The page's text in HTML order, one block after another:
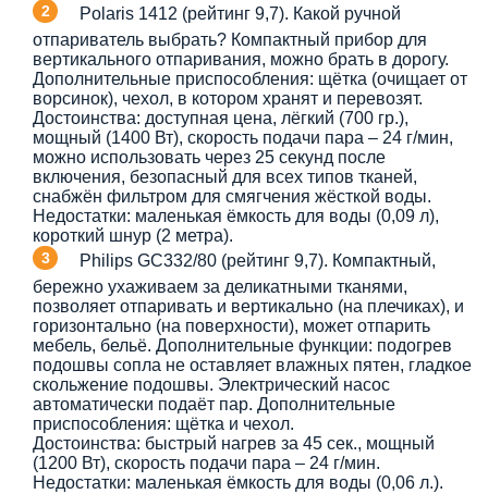
Polaris 1412 (рейтинг 9,7). Какой ручной
отпариватель выбрать? Компактный прибор для
вертикального отпаривания, можно брать в дорогу.
Дополнительные приспособления: щётка (очищает от
ворсинок), чехол, в котором хранят и перевозят.
Достоинства: доступная цена, лёгкий (700 гр.),
мощный (1400 Вт), скорость подачи пара – 24 г/мин,
можно использовать через 25 секунд после
включения, безопасный для всех типов тканей,
снабжён фильтром для смягчения жёсткой воды.
Недостатки: маленькая ёмкость для воды (0,09 л),
короткий шнур (2 метра).
Philips GC332/80 (рейтинг 9,7). Компактный,
бережно ухаживаем за деликатными тканями,
позволяет отпаривать и вертикально (на плечиках), и
горизонтально (на поверхности), может отпарить
мебель, бельё. Дополнительные функции: подогрев
подошвы сопла не оставляет влажных пятен, гладкое
скольжение подошвы. Электрический насос
автоматически подаёт пар. Дополнительные
приспособления: щётка и чехол.
Достоинства: быстрый нагрев за 45 сек., мощный
(1200 Вт), скорость подачи пара – 24 г/мин.
Недостатки: маленькая ёмкость для воды (0,06 л.).